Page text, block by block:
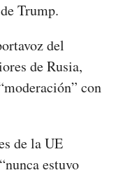
Trump.
del
de Rusia,
con
de la UE
estuvo